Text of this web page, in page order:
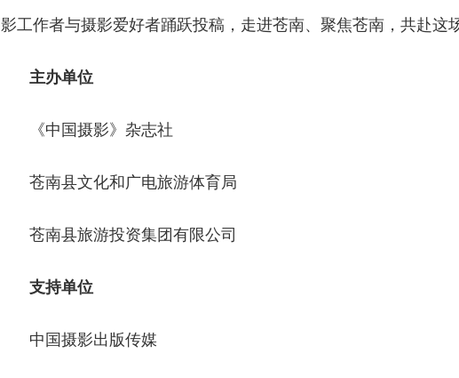
影工作者与摄影爱好者踊跃投稿，走进苍南、聚焦苍南，共赴这
主办单位
《中国摄影》杂志社
苍南县文化和广电旅游体育局
苍南县旅游投资集团有限公司
支持单位
中国摄影出版传媒